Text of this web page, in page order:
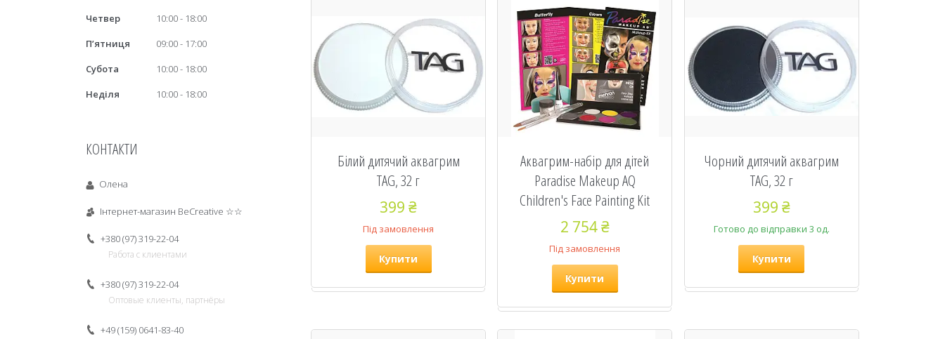
Білий дитячий аквагрим
TAG, 32 г
399 ₴
Під замовлення
Купити
Аквагрим-набір для дітей
Paradise Makeup AQ
Children's Face Painting Kit
2 754 ₴
Під замовлення
Купити
Чорний дитячий аквагрим
TAG, 32 г
399 ₴
Готово до відправки 3 од.
Купити
Четвер
10:00
18:00
Пʼятниця
09:00
17:00
Субота
10:00
18:00
Неділя
10:00 18:00
КОНТАКТИ
Олена
Інтернет-магазин BeCreative ☆☆
+380 (97) 319-22-04
Работа с клиентами
+380 (97) 319-22-04
Оптовые клиенты, партнёры
+49 (159) 0641-83-40